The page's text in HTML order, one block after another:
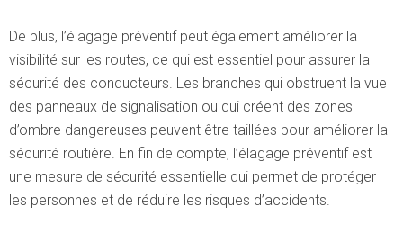
De plus, l’élagage préventif peut également améliorer la
visibilité sur les routes, ce qui est essentiel pour assurer la
sécurité des conducteurs. Les branches qui obstruent la vue
des panneaux de signalisation ou qui créent des zones
d’ombre dangereuses peuvent être taillées pour améliorer la
sécurité routière. En fin de compte, l’élagage préventif est
une mesure de sécurité essentielle qui permet de protéger
les personnes et de réduire les risques d’accidents.